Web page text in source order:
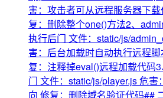
害：攻击者可从远程服务器下
复：删除整个one()方法2、
执行后门 文件：static/js/
害：后台加载时自动执行远程
复：注释掉eval()远程加载代码
门 文件：static/js/player.js 危
向 修复：删除域名验证代码##